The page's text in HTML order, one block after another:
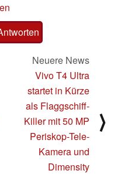
Neuere News
Vivo T4 Ultra
startet in Kürze
als Flaggschiff-
Killer mit 50 MP
Periskop-Tele-
Kamera und
Dimensity
⟩